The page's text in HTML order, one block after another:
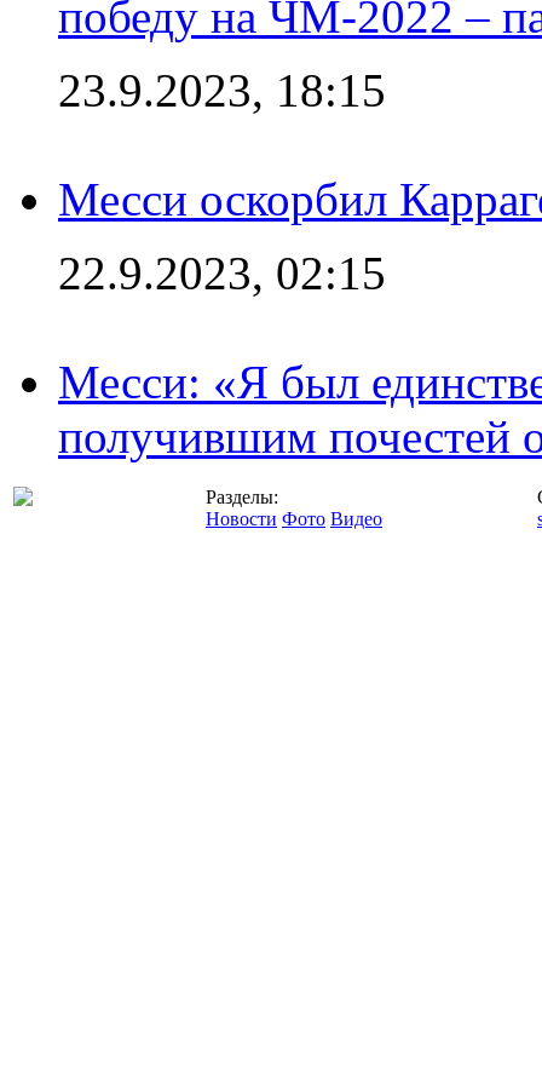
победу на ЧМ-2022 –
23.9.2023, 18:15
Месси оскорбил
22.9.2023, 02:15
Месси: «Я был
получившим почестей
Разделы:
Новости Фото Видео